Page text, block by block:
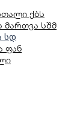
ქბს
მართვა სშმ
სდ
ფან